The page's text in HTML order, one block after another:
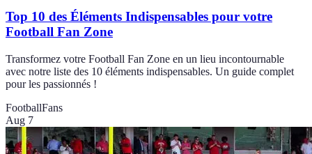
Top 10 des Éléments Indispensables pour votre
Football Fan Zone
Transformez votre Football Fan Zone en un lieu incontournable
avec notre liste des 10 éléments indispensables. Un guide complet
pour les passionnés !
FootballFans
Aug 7